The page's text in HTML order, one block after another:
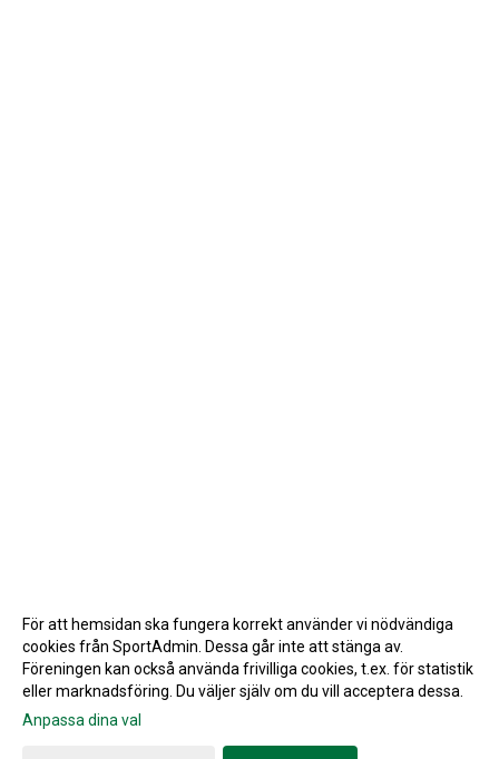
Gå till Webbversion
För att hemsidan ska fungera korrekt använder vi nödvändiga
cookies från SportAdmin. Dessa går inte att stänga av.
Föreningen kan också använda frivilliga cookies, t.ex. för statistik
eller marknadsföring. Du väljer själv om du vill acceptera dessa.
Anpassa dina val